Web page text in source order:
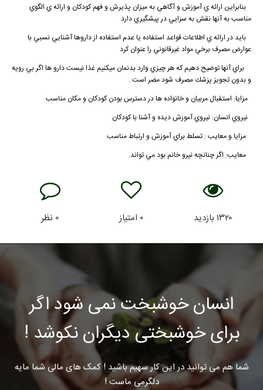
بنابراين ارائه ي آموزش و آگاهي به ميزان پذيرش و فهم كودكان و ارائه ي الگوي
مناسب به آنها نقش به سزايي در پيشگيري دارد
بايد در ارائه ي اطلاعات قواعد استفاده يا عدم استفاده از داروها آشنايي نسبي با
عوارض مصرف برخي مواد غيرقانوني را عنوان كرد
براي آنها توضيح دهيم كه هر چيزي وارد بدنمان ميكنيم غذا نيست دارو ها اگر بي رويه
و بدون تجويز پزشك مصرف شود مضر است .
مزايا: استقبال مربيان و خانواده ها در دسترس بودن كودكان و مكان مناسب
نيروي انسان: نيروي آموزش ديده و آشنا با كودكان
مزايا و معايب : تسلط براي آموزش و ارتباط مناسب
معايب: اگر چنانچه نيرو خانم بود مي تواند.
۱۳۲۰بازدید ۰ امتیاز ۰ نظر
انسان خوشبخت نمی شود اگر
برای خوشبختی دیگران نکوشد !
شما هم می توانید در این کار سهیم باشید ! کمک های مالی شما مایه
دلگرمی ماست !